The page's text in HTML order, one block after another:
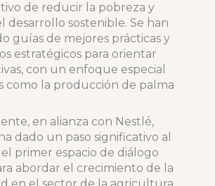
de reducir la pobreza y
desarrollo sostenible. Se han
guías de mejores prácticas y
estratégicos para orientar
con un enfoque especial
como la producción de palma
en alianza con Nestlé,
dado un paso significativo al
primer espacio de diálogo
abordar el crecimiento de la